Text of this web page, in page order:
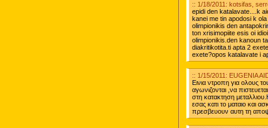
:: 1/18/2011: kotsifas,
epidi den katalavate....k
kanei me tin apodosi k
olimpionikis den
ton xrisimopiite esis oi
olimpionikis.den kanoun
diakritikotita.ti apta 2
exete?opos katalavate i
:: 1/15/2011: EUGENIA
Εινια ντροπη για ολους
αγωνιζονται ,να
στη κατακτηση
εσας κατι το ματαιο και
πρεσβευουν αυτη τη